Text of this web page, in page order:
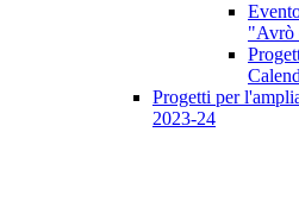
"Avrò
Progetti per
2023-24